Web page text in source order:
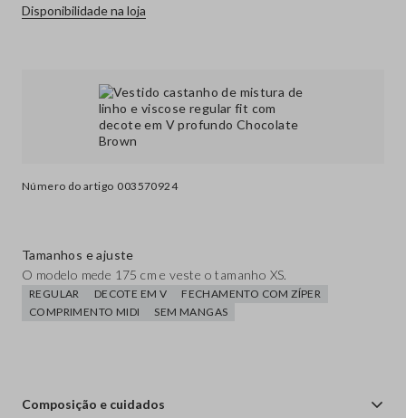
Número do artigo 003570924
Disponibilidade na loja
Tamanhos e ajuste
O modelo mede 175 cm e veste o tamanho XS.
REGULAR DECOTE EM V
FECHAMENTO COM ZÍPER
COMPRIMENTO MIDI
SEM MANGAS
Composição e cuidados